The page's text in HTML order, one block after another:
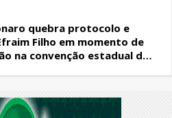
quebra protocolo e
Filho em momento de
na convenção estadual do